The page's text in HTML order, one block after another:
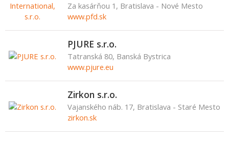
Za kasárňou 1, Bratislava - Nové Mesto
www.pfd.sk
PJURE s.r.o.
Tatranská 80, Banská Bystrica
www.pjure.eu
Zirkon s.r.o.
Vajanského náb. 17, Bratislava - Staré Mesto
zirkon.sk